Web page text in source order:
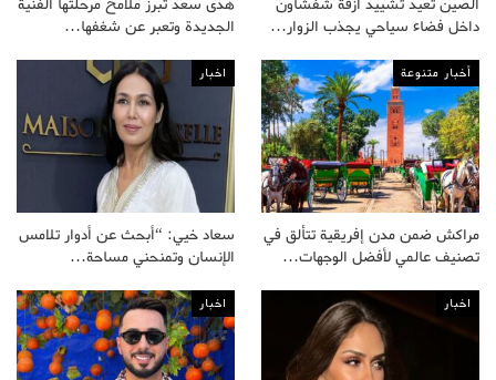
داخل فضاء سياحي يجذب الزوار…
الجديدة وتعبر عن شغفها…
أخبار متنوعة
مراكش ضمن مدن إفريقية تتألق في
تصنيف عالمي لأفضل الوجهات…
اخبار
سعاد خيي: “أبحث عن أدوار تلامس
الإنسان وتمنحني مساحة…
اخبار اخبار